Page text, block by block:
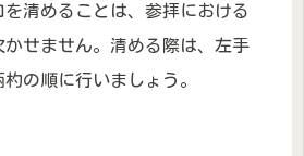
を清めることは、参拝における
かせません。清める際は、左手
の順に行いましょう。